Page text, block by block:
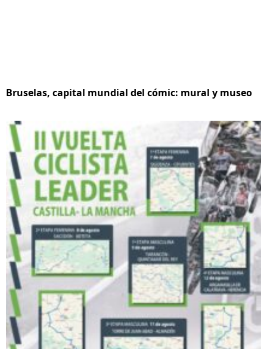
Bruselas, capital mundial del cómic: mural y museo